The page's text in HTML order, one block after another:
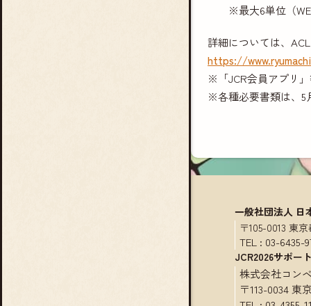
※最大6単位（
詳細については、
https://
※「JCR会員アプリ
※各種必要書類は、5
一般社団法人 日
〒105-0013 東
TEL : 03-6435-
JCR2026サポー
株式会社コン
〒113-0034 東